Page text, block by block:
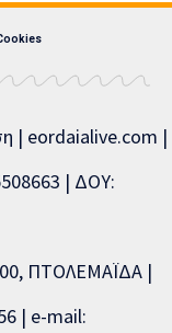
| eordaialive.com |
| ΔΟΥ:
ΠΤΟΛΕΜΑΪΔΑ |
| e-mail: